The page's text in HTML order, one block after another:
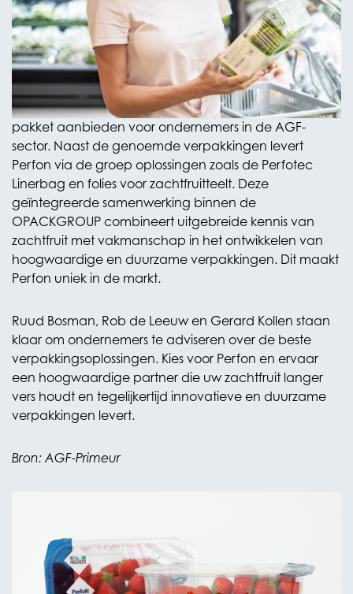
winkelschap. De materialen die gebruikt worden zijn
recyclebaar en dragen bij aan het verlengen van de
houdbaarheid van vers fruit
Als onderdeel van de OPACKGROUP, die in totaal
zeven fabrikanten omvat, kan Perfon een compleet
pakket aanbieden voor ondernemers in de AGF-
sector. Naast de genoemde verpakkingen levert
Perfon via de groep oplossingen zoals de Perfotec
Linerbag en folies voor zachtfruitteelt. Deze
geïntegreerde samenwerking binnen de
OPACKGROUP combineert uitgebreide kennis van
zachtfruit met vakmanschap in het ontwikkelen van
hoogwaardige en duurzame verpakkingen. Dit maakt
Perfon uniek in de markt.
Ruud Bosman, Rob de Leeuw en Gerard Kollen staan
klaar om ondernemers te adviseren over de beste
verpakkingsoplossingen. Kies voor Perfon en ervaar
een hoogwaardige partner die uw zachtfruit langer
vers houdt en tegelijkertijd innovatieve en duurzame
verpakkingen levert.
Bron: AGF-Primeur
TOPSEAL FOLIES